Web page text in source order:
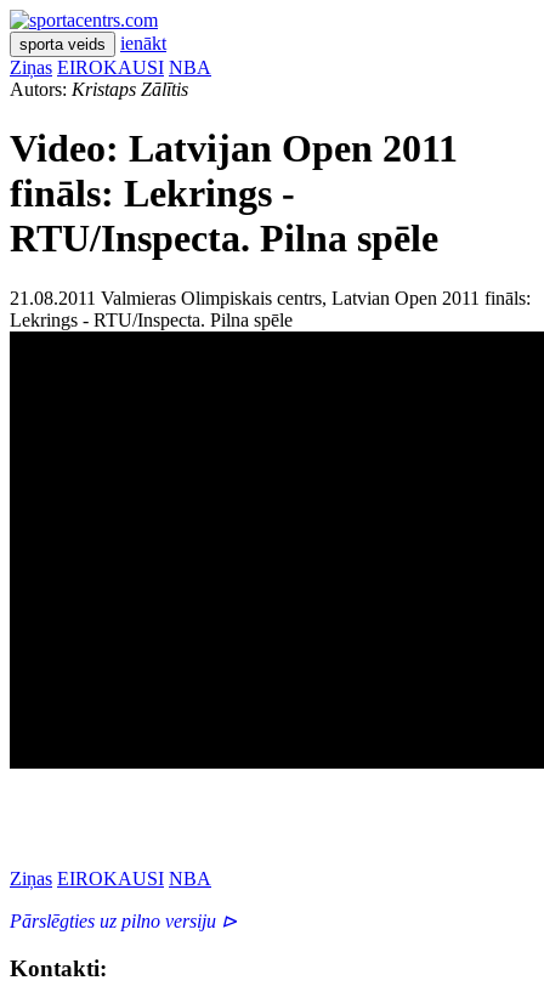
sporta veids
ienākt
Ziņas EIROKAUSI NBA
Autors: Kristaps Zālītis
Video: Latvijan Open 2011
fināls: Lekrings -
RTU/Inspecta. Pilna spēle
21.08.2011 Valmieras Olimpiskais centrs, Latvian Open 2011 fināls:
Lekrings - RTU/Inspecta. Pilna spēle
Ziņas EIROKAUSI NBA
Pārslēgties uz pilno versiju ⊳
Kontakti: